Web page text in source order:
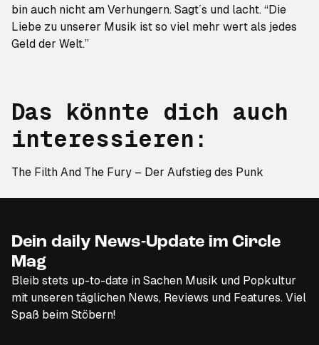
bin auch nicht am Verhungern. Sagt´s und lacht. “Die
Liebe zu unserer Musik ist so viel mehr wert als jedes
Geld der Welt.”
Das könnte dich auch
interessieren:
The Filth And The Fury – Der Aufstieg des Punk
Dein daily News-Update im Circle
Mag
Bleib stets up-to-date in Sachen Musik und Popkultur
mit unseren täglichen News, Reviews und Features. Viel
Spaß beim Stöbern!